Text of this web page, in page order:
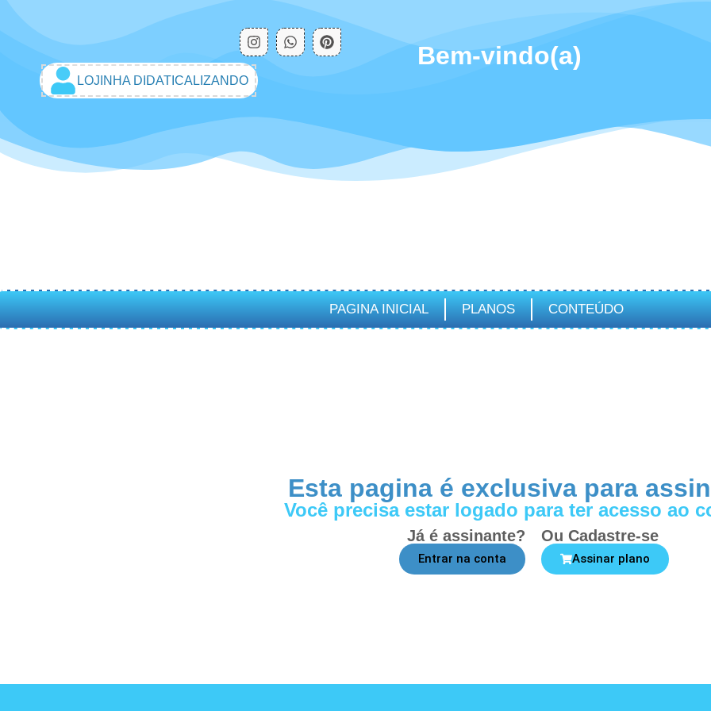
LOJINHA DIDATICALIZANDO
Bem-vindo(a)
PAGINA INICIAL PLANOS CONTEÚDO
Esta pagina é exclusiva para
Você precisa estar logado para ter acesso ao
Já é assinante?
Entrar na conta
Ou Cadastre-se
Assinar plano